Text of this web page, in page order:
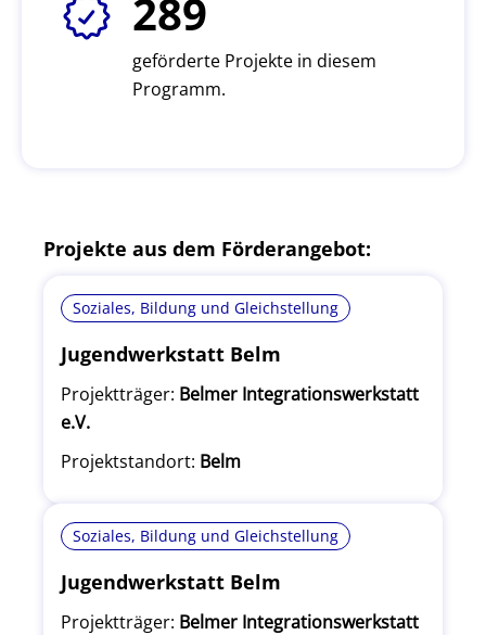
289
geförderte Projekte in diesem
Programm.
Projekte aus dem Förderangebot:
Soziales, Bildung und Gleichstellung
Jugendwerkstatt Belm
Projektträger: Belmer Integrationswerkstatt
e.V.
Projektstandort: Belm
Soziales, Bildung und Gleichstellung
Jugendwerkstatt Belm
Projektträger: Belmer Integrationswerkstatt